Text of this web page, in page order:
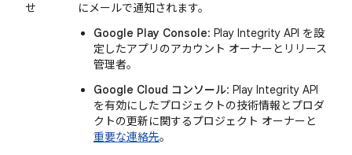
せ
にメールで通知されます。
Google Play Console: Play Integrity API を設
定したアプリのアカウント オーナーとリリース
管理者。
Google Cloud コンソール: Play Integrity API
を有効にしたプロジェクトの技術情報とプロダ
クトの更新に関するプロジェクト オーナーと
重要な連絡先。